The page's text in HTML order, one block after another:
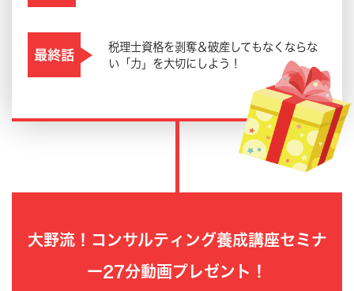
最終話
税理士資格を剥奪＆破産してもなくならな
い「力」を大切にしよう！
大野流！コンサルティング養成講座セミナ
ー27分動画プレゼント！